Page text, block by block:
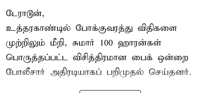
டேராடூன்,
உத்தரகாண்டில் போக்குவரத்து விதிகளை
முற்றிலும் மீறி, சுமார் 100 ஹாரன்கள்
பொருத்தப்பட்ட விசித்திரமான பைக் ஒன்றை
போலீசார் அதிரடியாகப் பறிமுதல் செய்தனர்.